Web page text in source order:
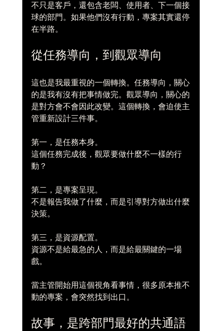
不只是客戶，還包含老闆、使用者、下一個接
球的部門。如果他們沒有行動，專案其實還停
在半路。
從任務導向，到觀眾導向
這也是我最重視的一個轉換。任務導向，關心
的是我有沒有把事情做完。觀眾導向，關心的
是對方會不會因此改變。這個轉換，會迫使主
管重新設計三件事。
第一，是任務本身。
這個任務完成後，觀眾要做什麼不一樣的行
動？
第二，是專案呈現。
不是報告我做了什麼，而是引導對方做出什麼
決策。
第三，是資源配置。
資源不是給最急的人，而是給最關鍵的一場
戲。
當主管開始用這個視角看事情，很多原本推不
動的專案，會突然找到出口。
故事，是跨部門最好的共通語